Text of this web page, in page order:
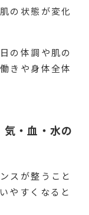
の状態が変化
の体調や肌の
きや身体全体
・血・水の
スが整うこと
やすくなると